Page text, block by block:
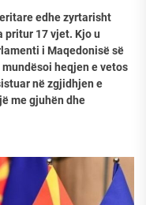
edhe zyrtarisht
pritur 17 vjet. Kjo u
i Maqedonisë së
heqjen e vetos
në zgjidhjen e
me gjuhën dhe